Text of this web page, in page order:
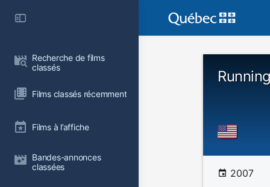
Recherche de films
classés
Films classés récemment
Films à l’affiche
Bandes-annonces
classées
2007